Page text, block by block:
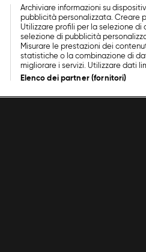
Archiviare informazioni su
pubblicità personalizzata. Creare
Utilizzare profili per la selezione
selezione di pubblicità
Misurare le prestazioni dei
statistiche o la combinazione di
migliorare i servizi. Utilizzare dati
Elenco dei partner (fornitori)